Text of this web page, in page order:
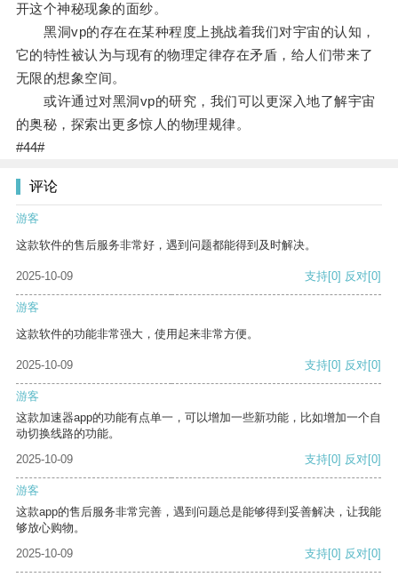
开这个神秘现象的面纱。
黑洞vp的存在在某种程度上挑战着我们对宇宙的认知，
它的特性被认为与现有的物理定律存在矛盾，给人们带来了
无限的想象空间。
或许通过对黑洞vp的研究，我们可以更深入地了解宇宙
的奥秘，探索出更多惊人的物理规律。
#44#
评论
游客
这款软件的售后服务非常好，遇到问题都能得到及时解决。
2025-10-09 支持[0] 反对[0]
游客
这款软件的功能非常强大，使用起来非常方便。
2025-10-09 支持[0] 反对[0]
游客
这款加速器app的功能有点单一，可以增加一些新功能，比如增加一个自
动切换线路的功能。
2025-10-09
支持[0] 反对[0]
游客
这款app的售后服务非常完善，遇到问题总是能够得到妥善解决，让我能
够放心购物。
2025-10-09
支持[0] 反对[0]